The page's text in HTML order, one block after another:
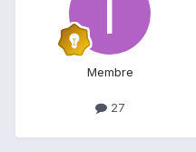
Membre
27